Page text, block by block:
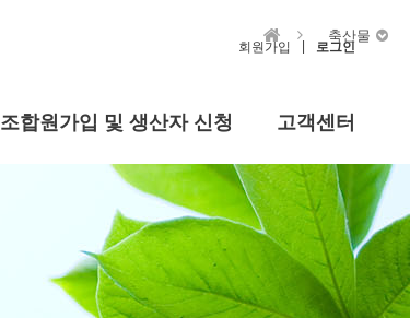
회원가입 로그인
조합원가입 및 생산자 신청 고객센터
축산물